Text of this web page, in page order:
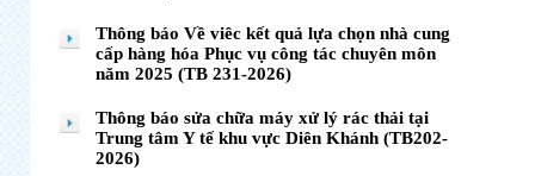
Thông báo Về viêc kết quả lựa chọn nhà cung
cấp hàng hóa Phục vụ công tác chuyên môn
năm 2025 (TB 231-2026)
Thông báo sửa chữa máy xử lý rác thải tại
Trung tâm Y tế khu vực Diên Khánh (TB202-
2026)